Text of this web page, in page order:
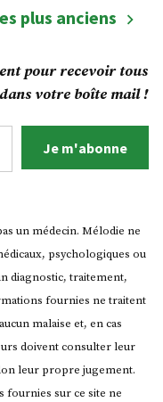
plus anciens
pour recevoir tous
votre boîte mail !
Je m'abonne
un médecin. Mélodie ne
psychologiques ou
diagnostic, traitement,
fournies ne traitent
malaise et, en cas
doivent consulter leur
leur propre jugement.
fournies sur ce site ne